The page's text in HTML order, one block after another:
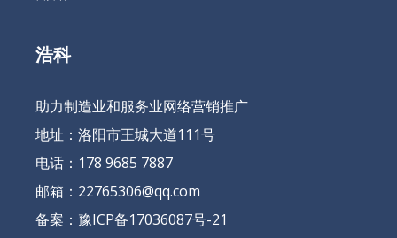
浩科
助力制造业和服务业网络营销推广
地址：洛阳市王城大道111号
电话：178 9685 7887
邮箱：22765306@qq.com
备案： 豫ICP备17036087号-21